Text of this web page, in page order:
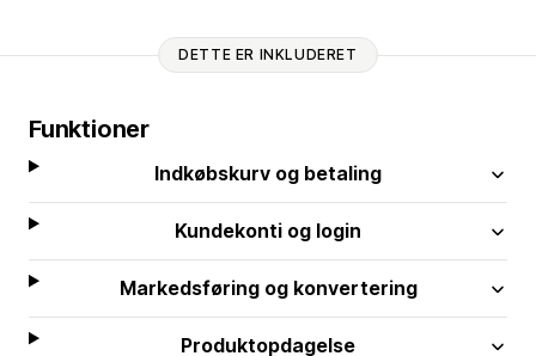
DETTE ER INKLUDERET
Funktioner
Indkøbskurv og betaling
Kundekonti og login
Markedsføring og konvertering
Produktopdagelse